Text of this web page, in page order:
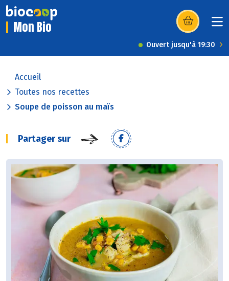
Mon Bio (s’ouvre dans
Ouvert jusqu'à 19:30
Accueil
Toutes nos recettes
Soupe de poisson au maïs
Partager sur